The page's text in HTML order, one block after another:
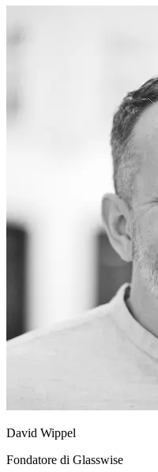
David Wippel
Fondatore di Glasswise